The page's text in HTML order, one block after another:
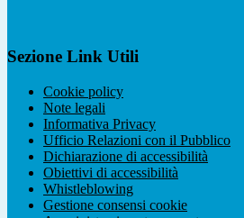
Sezione Link Utili
Cookie policy
Note legali
Informativa Privacy
Ufficio Relazioni con il Pubblico
Dichiarazione di accessibilità
Obiettivi di accessibilità
Whistleblowing
Gestione consensi cookie